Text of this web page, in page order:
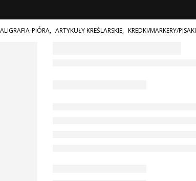
PIÓRA, ARTYKUŁY KREŚLARSKIE, KREDKI/MARKERY/PISAKI